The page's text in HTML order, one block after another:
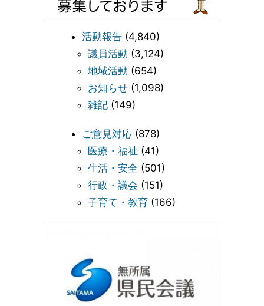
活動報告 (4,840)
議員活動 (3,124)
地域活動 (654)
お知らせ (1,098)
雑記 (149)
ご意見対応 (878)
医療・福祉 (41)
生活・安全 (501)
行政・議会 (151)
子育て・教育 (166)